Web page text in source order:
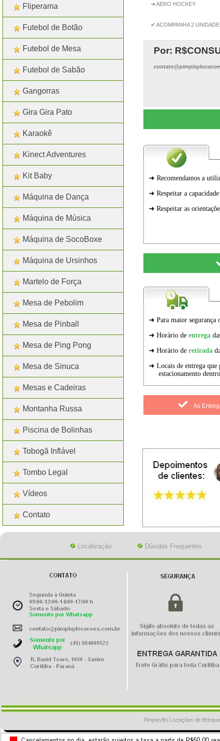
➔ AERO HOCKEY:
✔ ACOMPANHA 2
Por: R$
As
Fliperama
Futebol de Botão
Futebol de Mesa
Futebol de Sabão
Gangorras
Gira Gira Pato
Karaokê
Kinect Adventures
Kit Baby
Máquina de Dança
Máquina de Música
Máquina de SocoBoxe
Máquina de Ursinhos
Martelo de Força
Mesa de Pebolim
Mesa de Pinball
Mesa de Ping Pong
Mesa de Sinuca
Mesas e Cadeiras
Montanha Russa
Piscina de Bolinhas
Tobogã Inflável
Tombo Legal
Vídeos
Contato
Localização Dúvidas Frequentes